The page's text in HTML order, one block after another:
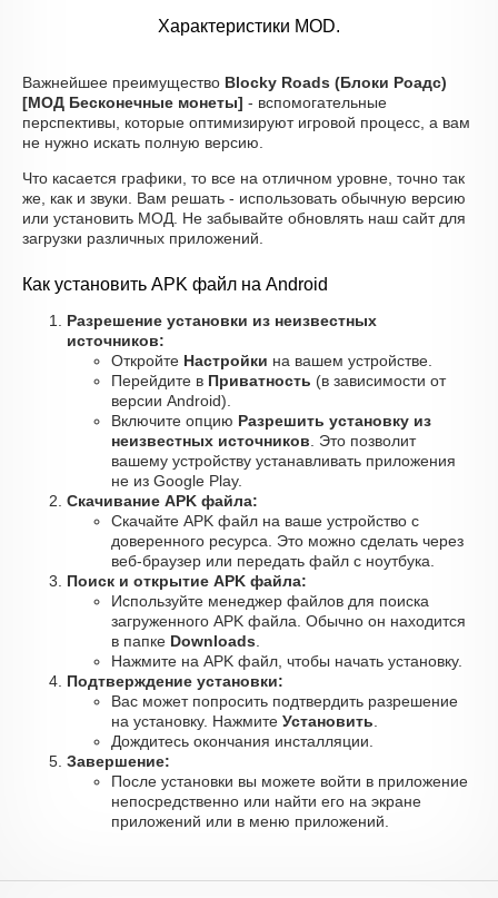
Характеристики MOD.
Важнейшее преимущество Blocky Roads (Блоки Роадс)
[МОД Бесконечные монеты] - вспомогательные
перспективы, которые оптимизируют игровой процесс, а вам
не нужно искать полную версию.
Что касается графики, то все на отличном уровне, точно так
же, как и звуки. Вам решать - использовать обычную версию
или установить МОД. Не забывайте обновлять наш сайт для
загрузки различных приложений.
Как установить APK файл на Android
Разрешение установки из неизвестных
источников:
Откройте Настройки на вашем устройстве.
Перейдите в Приватность (в зависимости от
версии Android).
Включите опцию Разрешить установку из
неизвестных источников . Это позволит
вашему устройству устанавливать приложения
не из Google Play.
Скачивание APK файла:
Скачайте APK файл на ваше устройство с
доверенного ресурса. Это можно сделать через
веб-браузер или передать файл с ноутбука.
Поиск и открытие APK файла:
Используйте менеджер файлов для поиска
загруженного APK файла. Обычно он находится
в папке Downloads
Нажмите на APK файл, чтобы начать установку.
Подтверждение установки:
Вас может попросить подтвердить разрешение
на установку. Нажмите Установить
Дождитесь окончания инсталляции.
Завершение:
После установки вы можете войти в приложение
непосредственно или найти его на экране
приложений или в меню приложений.